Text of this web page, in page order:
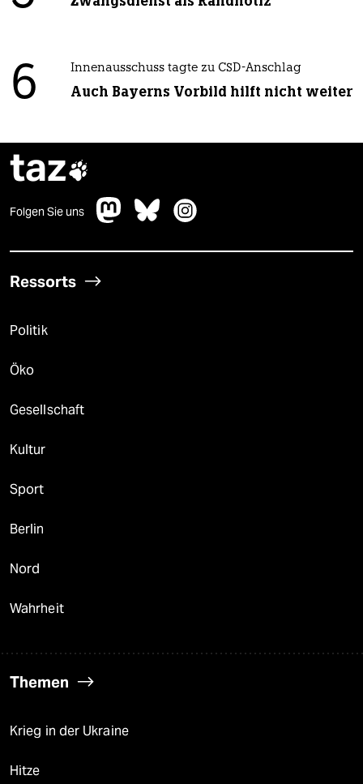
6 Innenausschuss tagte zu CSD-Anschlag
Auch Bayerns Vorbild hilft nicht weiter
taz
Folgen Sie uns
Ressorts
Politik
Öko
Gesellschaft
Kultur
Sport
Berlin
Nord
Wahrheit
Themen
Krieg in der Ukraine
Hitze